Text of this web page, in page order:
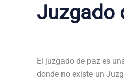
Juzgado
El juzgado de paz es
donde no existe un